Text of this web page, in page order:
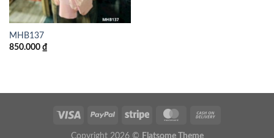
MHB137
850.000 ₫
Copyright 2026 © Flatsome Theme